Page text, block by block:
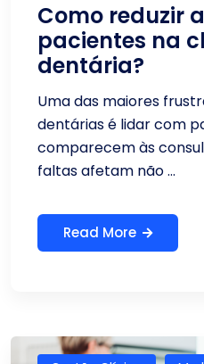
Como reduzir
pacientes na
dentária?
Uma das maiores
dentárias é lidar com
comparecem às
faltas afetam não ...
Read More